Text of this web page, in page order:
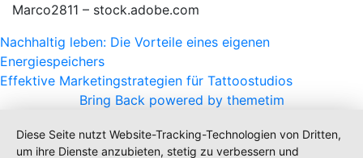
Marco2811 – stock.adobe.com
Beitragsnavigation
Nachhaltig leben: Die Vorteile eines eigenen
Energiespeichers
Effektive Marketingstrategien für Tattoostudios
Bring Back powered by themetim
Diese Seite nutzt Website-Tracking-Technologien von Dritten,
um ihre Dienste anzubieten, stetig zu verbessern und